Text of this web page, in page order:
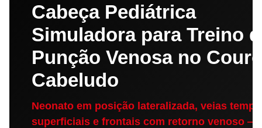
Cabeça Pediátrica
Simuladora para Treino
Punção Venosa no
Cabeludo
Neonato em posição lateralizada, veias
superficiais e frontais com retorno venoso —